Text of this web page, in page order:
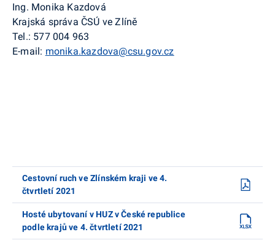
Ing. Monika Kazdová
Krajská správa ČSÚ ve Zlíně
Tel.: 577 004 963
E-mail: monika.kazdova@csu.gov.cz
Cestovní ruch ve Zlínském kraji ve 4.
čtvrtletí 2021
Hosté ubytovaní v HUZ v České republice
podle krajů ve 4. čtvrtletí 2021